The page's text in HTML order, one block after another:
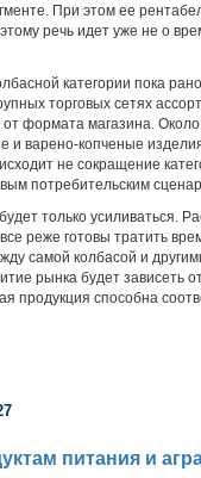
При этом ее
речь идет уже не о
категории пока
торговых сетях
формата магазина.
и варено-копченые
не сокращение
потребительским
только усиливаться.
реже готовы тратить
самой колбасой и
рынка будет зависеть
продукция способна
питания и